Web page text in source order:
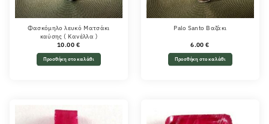
Φασκόμηλο λευκό Ματσάκι
καύσης ( Κανέλλα )
10.00 €
Προσθήκη στο καλάθι
Palo Santo Βαζάκι
6.00€
Προσθήκη στο καλάθι